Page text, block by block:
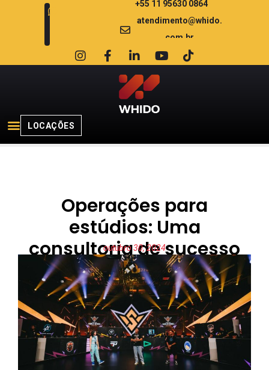
+55 11 95630 0864
atendimento@whido.
com.br
LOCAÇÕES
Operações para
estúdios: Uma
consultoria de sucesso
outubro 30, 2024